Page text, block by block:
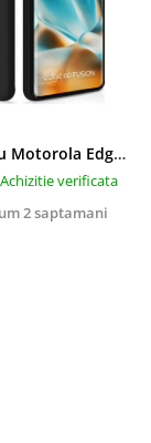
Husa pentru Motorola Edge 60 Fusion din sIlicon catifelat cu interior din microfibra si protectie la camere - Negru
Achizitie verificata
2 saptamani